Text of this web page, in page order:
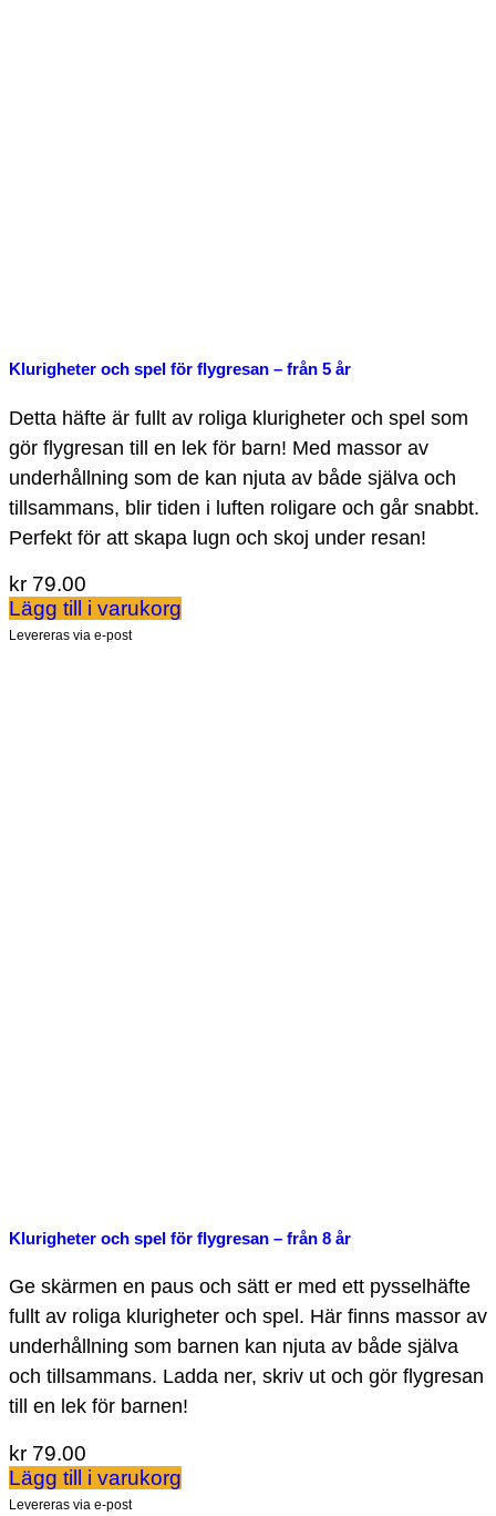
Klurigheter och spel för flygresan – från 5 år
Detta häfte är fullt av roliga klurigheter och spel som
gör flygresan till en lek för barn! Med massor av
underhållning som de kan njuta av både själva och
tillsammans, blir tiden i luften roligare och går snabbt.
Perfekt för att skapa lugn och skoj under resan!
kr 79.00
Lägg till i varukorg
Levereras via e-post
Klurigheter och spel för flygresan – från 8 år
Ge skärmen en paus och sätt er med ett pysselhäfte
fullt av roliga klurigheter och spel. Här finns massor av
underhållning som barnen kan njuta av både själva
och tillsammans. Ladda ner, skriv ut och gör flygresan
till en lek för barnen!
kr 79.00
Lägg till i varukorg
Levereras via e-post